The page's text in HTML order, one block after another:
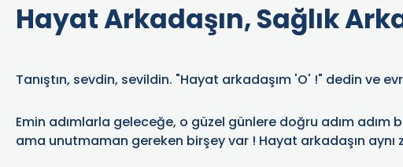
Hayat Arkadaşın, Sağlık
Tanıştın, sevdin, sevildin. "Hayat arkadaşım 'O' !" dedin ve
Emin adımlarla geleceğe, o güzel günlere doğru adım
ama unutmaman gereken birşey var ! Hayat arkadaşın aynı